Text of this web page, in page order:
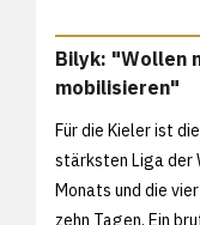
Bilyk: "Wollen
mobilisieren"
Für die Kieler ist
stärksten Liga der
Monats und die